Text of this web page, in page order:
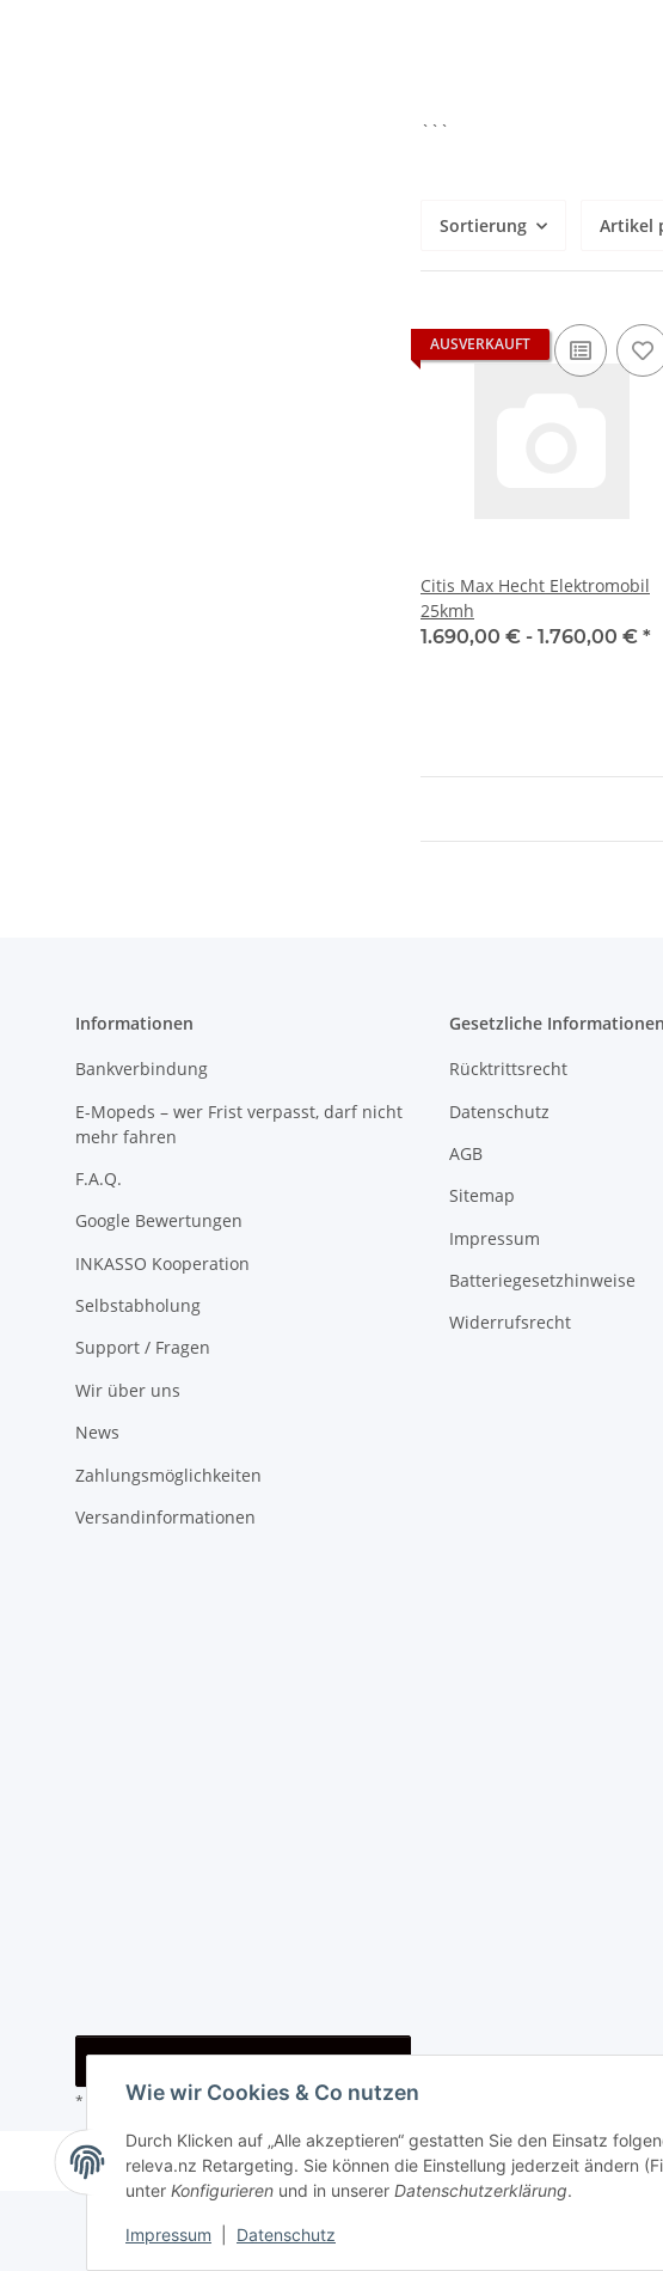
Wie wir Cookies & Co nutzen
Durch Klicken auf „Alle akzeptieren“ gestatten Sie den Einsatz
releva.nz Retargeting. Sie können die Einstellung jederzeit ändern
unter Konfigurieren und in unserer Datenschutzerklärung.
Impressum Datenschutz
```
Sortierung Artikel
AUSVERKAUFT
Citis Max Hecht Elektromobil
25kmh
1.690,00 € - 1.760,00 € *
Informationen
Bankverbindung
E-Mopeds – wer Frist verpasst, darf nicht
mehr fahren
F.A.Q.
Google Bewertungen
INKASSO Kooperation
Selbstabholung
Support / Fragen
Wir über uns
News
Zahlungsmöglichkeiten
Versandinformationen
Gesetzliche Informationen
Rücktrittsrecht
Datenschutz
AGB
Sitemap
Impressum
Batteriegesetzhinweise
Widerrufsrecht
Vertrag widerrufen
* Alle Preise inkl. gesetzlicher USt., zzgl. Versand
© i-trade e. U. Besucherzähler: